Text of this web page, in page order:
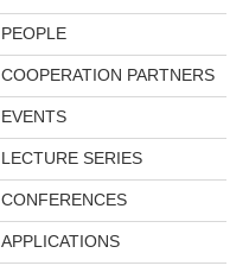
PEOPLE
COOPERATION PARTNERS
EVENTS
LECTURE SERIES
CONFERENCES
APPLICATIONS